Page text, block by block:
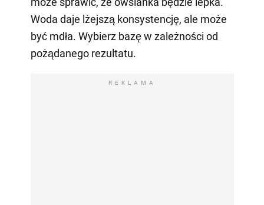
Woda daje lżejszą konsystencję, ale może
być mdła. Wybierz bazę w zależności od
pożądanego rezultatu.
REKLAMA